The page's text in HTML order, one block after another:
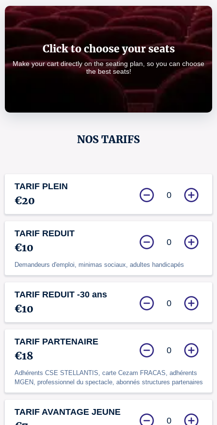
Click to choose your seats
Make your cart directly on the seating plan, so you can choose
the best seats!
NOS TARIFS
TARIF PLEIN
€20 0
TARIF REDUIT
€10
Demandeurs d'emploi, minimas sociaux, adultes handicapés
0
TARIF REDUIT -30 ans
€10 0
TARIF PARTENAIRE
€18
Adhérents CSE STELLANTIS, carte Cezam FRACAS, adhérents
MGEN, professionnel du spectacle, abonnés structures partenaires
0
TARIF AVANTAGE JEUNE
0